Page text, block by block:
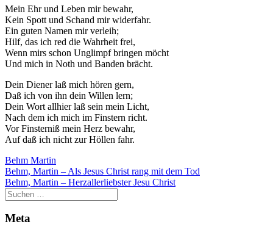
Mein Ehr und Leben mir bewahr,
Kein Spott und Schand mir widerfahr.
Ein guten Namen mir verleih;
Hilf, das ich red die Wahrheit frei,
Wenn mirs schon Unglimpf bringen möcht
Und mich in Noth und Banden brächt.
Dein Diener laß mich hören gern,
Daß ich von ihn dein Willen lern;
Dein Wort allhier laß sein mein Licht,
Nach dem ich mich im Finstern richt.
Vor Finsterniß mein Herz bewahr,
Auf daß ich nicht zur Höllen fahr.
Behm Martin
Beitragsnavigation
Behm, Martin – Als Jesus Christ rang mit dem Tod
Behm, Martin – Herzallerliebster Jesu Christ
Meta